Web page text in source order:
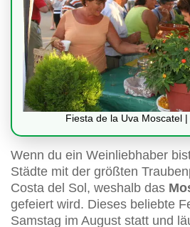
Fiesta de la Uva Moscatel
Wenn du ein Weinliebhaber
Städte mit der größten
Costa del Sol, weshalb das
gefeiert wird. Dieses beliebte
Samstag im August statt und